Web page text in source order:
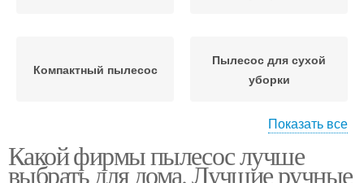
Компактный пылесос
Пылесос для сухой
уборки
Ручной тип Пылесосы для уборки
Показать все
Какой фирмы пылесос лучше
выбрать для дома. Лучшие ручные